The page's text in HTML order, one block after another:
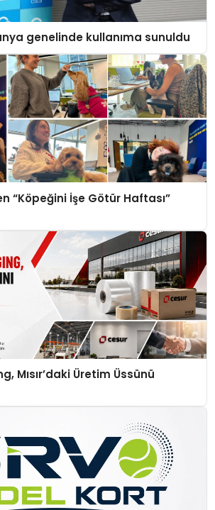
genelinde kullanıma sunuldu
“Köpeğini İşe Götür Haftası”
Mısır’daki Üretim Üssünü